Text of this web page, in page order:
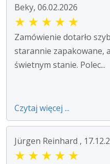
Beky, 06.02.2026
★ ★ ★ ★ ★
Zamówienie dotarło
starannie zapakowane,
świetnym stanie. Polec...
Czytaj więcej ...
Jürgen Reinhard ,
★ ★ ★ ★ ★